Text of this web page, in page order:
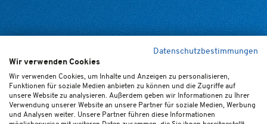
Home Kontakt Newsletter FAQ (de/en) Impressum
Datenschutz Ticket-AGB Cookie-Einstellungen
Datenschutzbestimmungen
Wir verwenden Cookies
Wir verwenden Cookies, um Inhalte und Anzeigen zu personalisieren,
Funktionen für soziale Medien anbieten zu können und die Zugriffe auf
unsere Website zu analysieren. Außerdem geben wir Informationen zu Ihrer
Verwendung unserer Website an unsere Partner für soziale Medien, Werbung
und Analysen weiter. Unsere Partner führen diese Informationen